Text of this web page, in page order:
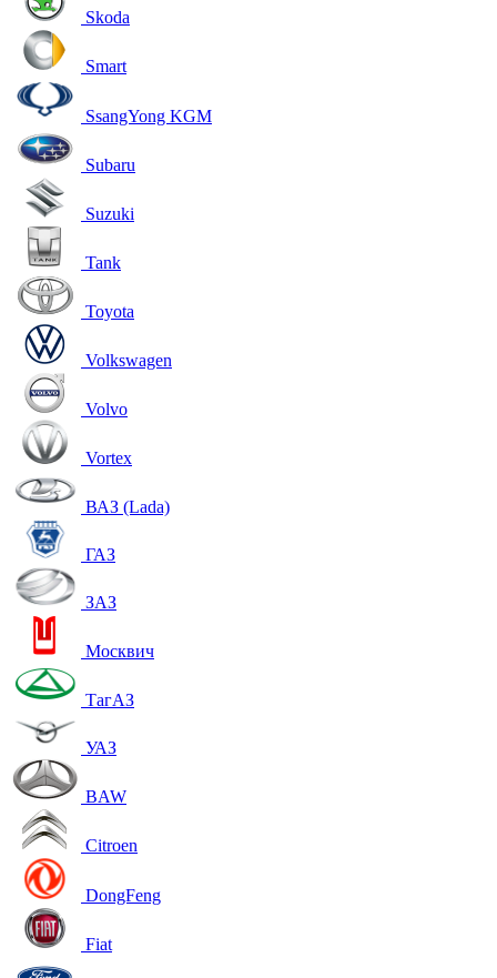
Skoda
Smart
SsangYong KGM
Subaru
Suzuki
Tank
Toyota
Volkswagen
Volvo
Vortex
ВАЗ (Lada)
ГАЗ
ЗАЗ
Москвич
ТагАЗ
УАЗ
BAW
Citroen
DongFeng
Fiat